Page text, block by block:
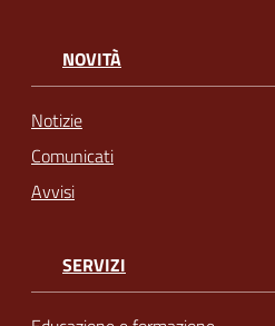
NOVITÀ
Notizie
Comunicati
Avvisi
SERVIZI